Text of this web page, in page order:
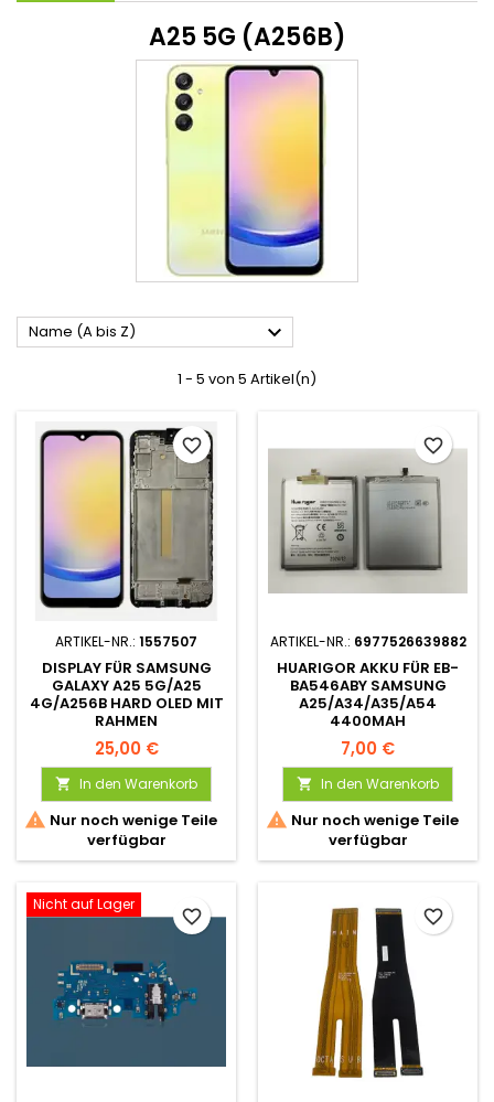
A25 5G (A256B)
Name (A bis Z) 
1 - 5 von 5 Artikel(n)
ARTIKEL-NR.: 1557507
DISPLAY FÜR SAMSUNG
GALAXY A25 5G/A25
4G/A256B HARD OLED MIT
RAHMEN
25,00 €
 In den Warenkorb
 Nur noch wenige Teile
verfügbar
favorite_border
ARTIKEL-NR.: 6977526639882
HUARIGOR AKKU FÜR EB-
BA546ABY SAMSUNG
A25/A34/A35/A54
4400MAH
7,00 €
 In den Warenkorb
 Nur noch wenige Teile
verfügbar
favorite_border
Nicht auf Lager
favorite_border favorite_border